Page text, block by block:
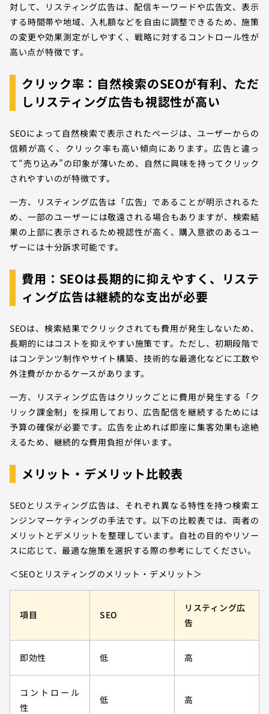
対して、リスティング広告は、配信キーワードや広告文、表示
する時間帯や地域、入札額などを自由に調整できるため、施策
の変更や効果測定がしやすく、戦略に対するコントロール性が
高い点が特徴です。
クリック率：自然検索のSEOが有利、ただ
しリスティング広告も視認性が高い
SEOによって自然検索で表示されたページは、ユーザーからの
信頼が高く、クリック率も高い傾向にあります。広告と違っ
て“売り込み”の印象が薄いため、自然に興味を持ってクリック
されやすいのが特徴です。
一方、リスティング広告は「広告」であることが明示されるた
め、一部のユーザーには敬遠される場合もありますが、検索結
果の上部に表示されるため視認性が高く、購入意欲のあるユー
ザーには十分訴求可能です。
費用：SEOは長期的に抑えやすく、リステ
ィング広告は継続的な支出が必要
SEOは、検索結果でクリックされても費用が発生しないため、
長期的にはコストを抑えやすい施策です。ただし、初期段階で
はコンテンツ制作やサイト構築、技術的な最適化などに工数や
外注費がかかるケースがあります。
一方、リスティング広告はクリックごとに費用が発生する「ク
リック課金制」を採用しており、広告配信を継続するためには
予算の確保が必要です。広告を止めれば即座に集客効果も途絶
えるため、継続的な費用負担が伴います。
メリット・デメリット比較表
SEOとリスティング広告は、それぞれ異なる特性を持つ検索エ
ンジンマーケティングの手法です。以下の比較表では、両者の
メリットとデメリットを整理しています。自社の目的やリソー
スに応じて、最適な施策を選択する際の参考にしてください。
＜SEOとリスティングのメリット・デメリット＞
項目 SEO
リスティング広
告
即効性 低 高
コントロール
性
低 高